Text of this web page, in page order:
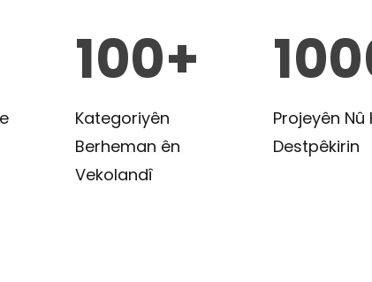
100+
Kategoriyên
Berheman ên
Vekolandî
Projeyên Nû
Destpêkirin